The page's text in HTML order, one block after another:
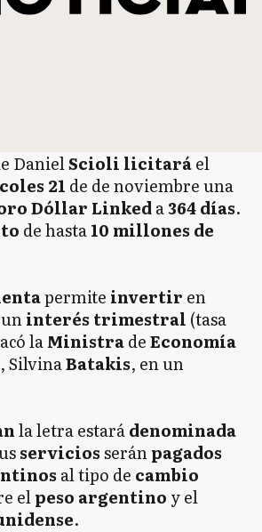
DanielScioli licitaráel
21 de de noviembre una
Dóllar Linkeda364 días.
de hasta10 millones de
permite invertir en
interés trimestral (tasa
laMinistradeEconomía
SilvinaBatakis, en un
la letra estarádenominada
serviciosseránpagados
al tipo de cambio
elpeso argentino y el
.